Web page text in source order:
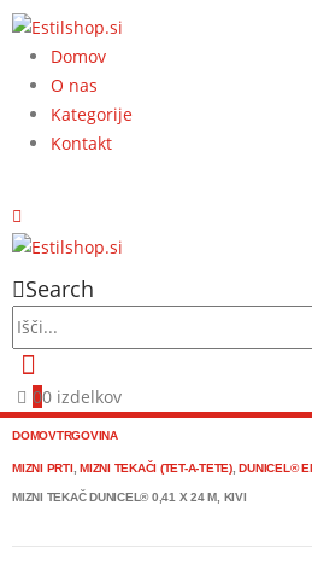
Domov
O nas
Kategorije
Kontakt
Search
00 izdelkov
DOMOVTRGOVINA
MIZNI PRTI, MIZNI TEKAČI (TET-A-TETE),DUNICEL®
MIZNI TEKAČ DUNICEL® 0,41 X 24 M, KIVI